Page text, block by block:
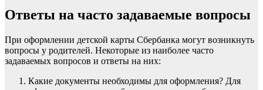
Ответы на часто задаваемые вопросы
При оформлении детской карты Сбербанка могут возникнуть
вопросы у родителей. Некоторые из наиболее часто
задаваемых вопросов и ответы на них:
Какие документы необходимы для оформления? Для